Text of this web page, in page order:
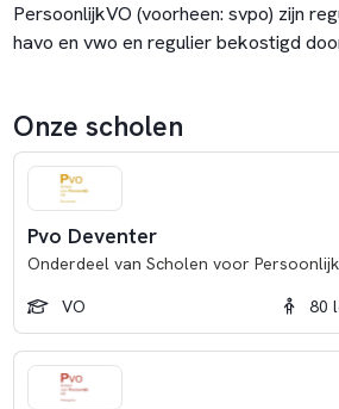
PersoonlijkVO (voorheen: svpo) zijn
havo en vwo en regulier bekostigd
Onze scholen
Pvo Deventer
Onderdeel van Scholen voor Persoonlijk
VO
80